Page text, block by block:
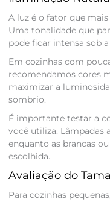
A luz é o fator que
Uma tonalidade que
pode ficar intensa sob
Em cozinhas com
recomendamos cores
maximizar a
sombrio.
É importante testar a
você utiliza. Lâmpadas
enquanto as brancas ou
escolhida.
Avaliação do
Para cozinhas